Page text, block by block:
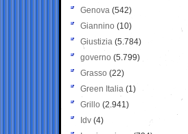
Genova (542)
Giannino (10)
Giustizia (5.784)
governo (5.799)
Grasso (22)
Green Italia (1)
Grillo (2.941)
Idv (4)